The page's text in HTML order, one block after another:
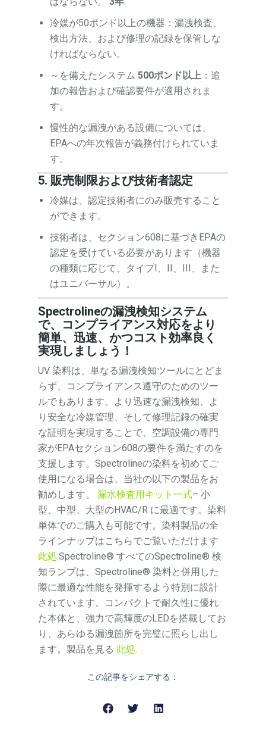
冷媒が50ポンド以上の機器：漏洩検査、
検出方法、および修理の記録を保管しな
ければならない。
～を備えたシステム500ポンド以上 ：追
加の報告および確認要件が適用されま
す。
慢性的な漏洩がある設備については、
EPAへの年次報告が義務付けられていま
す。
5. 販売制限および技術者認定
冷媒は、認定技術者にのみ販売すること
ができます。
技術者は、セクション608に基づきEPAの
認定を受けている必要があります（機器
の種類に応じて、タイプI、II、III、また
はユニバーサル）。
Spectrolineの漏洩検知システム
で、コンプライアンス対応をより
簡単、迅速、かつコスト効率良く
実現しましょう！
UV 染料は、単なる漏洩検知ツールにとどま
らず、コンプライアンス遵守のためのツー
ルでもあります。より迅速な漏洩検知、よ
り安全な冷媒管理、そして修理記録の確実
な証明を実現することで、空調設備の専門
家がEPAセクション608の要件を満たすのを
支援します。Spectrolineの染料を初めてご
使用になる場合は、当社の以下の製品をお
勧めします。漏水検査用キット一式– 小
型、中型、大型のHVAC/R に最適です。染料
単体でのご購入も可能です。染料製品の全
ラインナップはこちらでご覧いただけます
此処.Spectroline® すべてのSpectroline® 検
知ランプは、Spectroline® 染料と併用した
際に最適な性能を発揮するよう特別に設計
されています。コンパクトで耐久性に優れ
た本体と、強力で高輝度のLEDを搭載してお
り、あらゆる漏洩箇所を完璧に照らし出し
ます。製品を見る 此処.
この記事をシェアする：